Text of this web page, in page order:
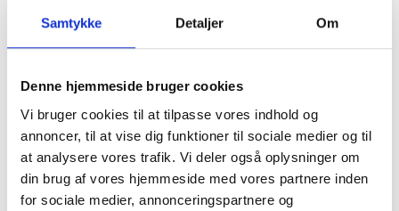
Samtykke Detaljer Om
Denne hjemmeside bruger cookies
Vi bruger cookies til at tilpasse vores indhold og
annoncer, til at vise dig funktioner til sociale medier og til
at analysere vores trafik. Vi deler også oplysninger om
din brug af vores hjemmeside med vores partnere inden
for sociale medier, annonceringspartnere og
sagtens kan klare det danske vejrlig uden
problemer. Den behøver ikke at blive flyttet ind,
Produktinfo:
Længde: ca. 30 cm
Bredde: ca. 30 cm
Højde: ca. 35 cm
Vægt: ca. 70 kilo